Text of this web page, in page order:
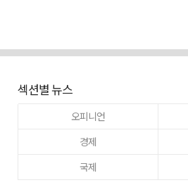
섹션별 뉴스
오피니언
경제
국제